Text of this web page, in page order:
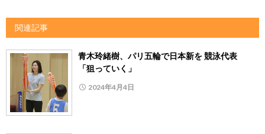
関連記事
青木玲緒樹、パリ五輪で日本新を 競泳代表
「狙っていく」
2024年4月4日